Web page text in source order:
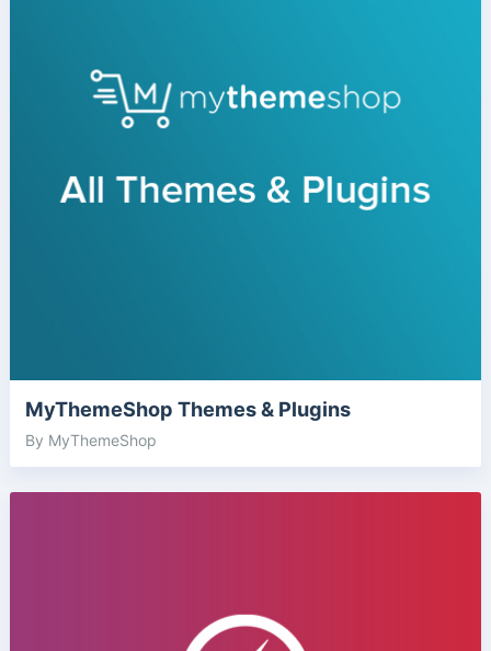
MyThemeShop Themes & Plugins
By MyThemeShop